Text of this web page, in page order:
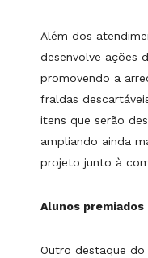
Além dos
desenvolve ações
promovendo a
fraldas
itens que serão
ampliando ainda
projeto junto à
Alunos premiados
Outro destaque